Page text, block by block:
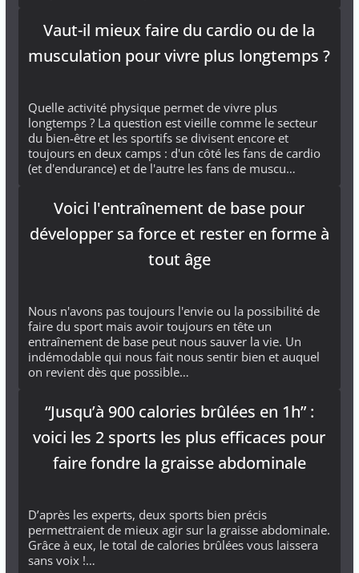
Vaut-il mieux faire du cardio ou de la
musculation pour vivre plus longtemps ?
Quelle activité physique permet de vivre plus
longtemps ? La question est vieille comme le secteur
du bien-être et les sportifs se divisent encore et
toujours en deux camps : d'un côté les fans de cardio
(et d'endurance) et de l'autre les fans de muscu…
Voici l'entraînement de base pour
développer sa force et rester en forme à
tout âge
Nous n'avons pas toujours l'envie ou la possibilité de
faire du sport mais avoir toujours en tête un
entraînement de base peut nous sauver la vie. Un
indémodable qui nous fait nous sentir bien et auquel
on revient dès que possible…
“Jusqu’à 900 calories brûlées en 1h” :
voici les 2 sports les plus efficaces pour
faire fondre la graisse abdominale
D’après les experts, deux sports bien précis
permettraient de mieux agir sur la graisse abdominale.
Grâce à eux, le total de calories brûlées vous laissera
sans voix !…